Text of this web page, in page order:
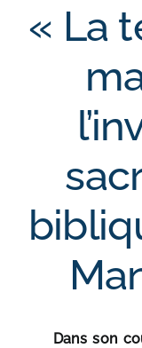
Qui sommes-
RECHERCHER:
S’inscrire à la
« La
Dans son